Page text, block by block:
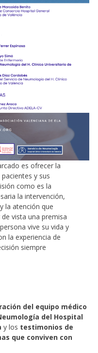
es ofrecer la
y sus
como es la
la intervención,
la atención que
vista una premisa
vive su vida y
la experiencia de
siempre
del equipo médico
del Hospital
y los testimonios de
que conviven con